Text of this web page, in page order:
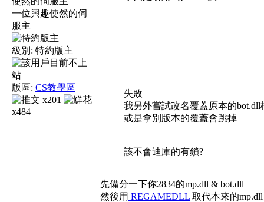
一位興趣使然的伺
服主
級別: 特約版主
版區: CS教學區
x201
x484
失敗
我另外嘗試改名覆蓋原本的bot.dll
或是拿別版本的覆蓋會跳掉
該不會迪庫的有鎖?
先備分一下你2834的mp.dll & bot.dll
然後用 REGAMEDLL 取代本來的